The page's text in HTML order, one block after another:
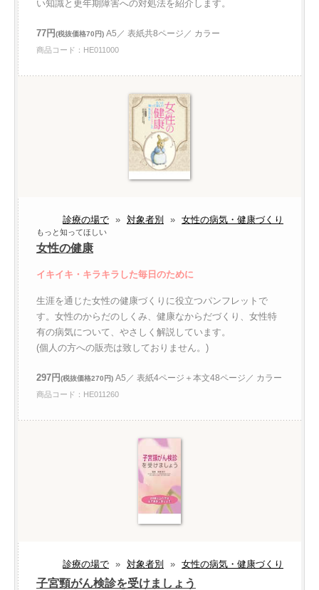
い知識と更年期障害への対処法を紹介します。
77円(税抜価格70円) A5／ 表紙共8ページ／ カラー
商品コード：HE011000
診療の場で » 対象者別 » 女性の病気・健康づくり
もっと知ってほしい
女性の健康
イキイキ・キラキラした毎日のために
生涯を通じた女性の健康づくりに役立つパンフレットで
す。女性のからだのしくみ、健康なからだづくり、女性特
有の病気について、やさしく解説しています。
(個人の方への販売は致しておりません。)
297円(税抜価格270円) A5／ 表紙4ページ＋本文48ページ／ カラー
商品コード：HE011260
診療の場で » 対象者別 » 女性の病気・健康づくり
子宮頸がん検診を受けましょう